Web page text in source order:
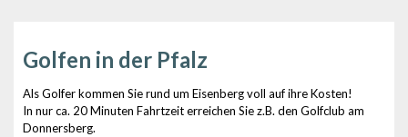
Golfen in der Pfalz
Als Golfer kommen Sie rund um Eisenberg voll auf ihre Kosten!
In nur ca. 20 Minuten Fahrtzeit erreichen Sie z.B. den Golfclub am
Donnersberg.